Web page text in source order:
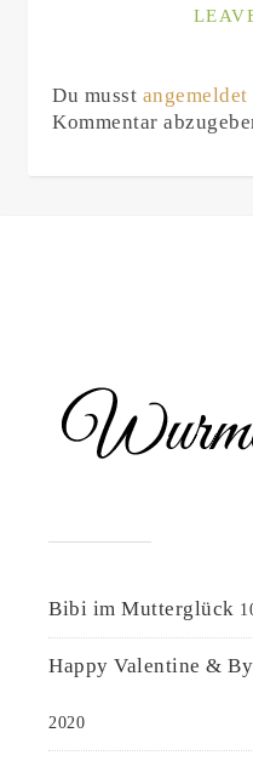
Du musst angemeldet
Kommentar
Bibi im Mutterglück
Happy Valentine &
2020